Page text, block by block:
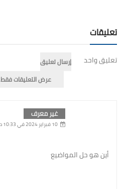
تعليقات
تعليق واحد
إرسال تعليق
عرض التعليقات فقط
غير معرف
10 فبراير 2024 في 10:33 ص
أين هو حل المواضيع